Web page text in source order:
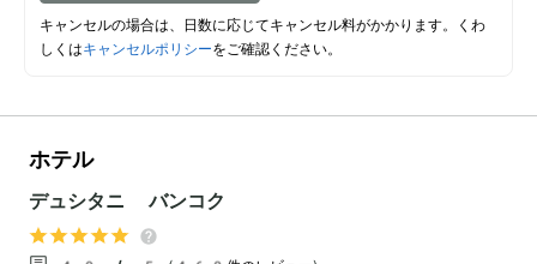
キャンセルの場合は、日数に応じてキャンセル料がかかります。くわ
しくはキャンセルポリシーをご確認ください。
ホテル
デュシタニ バンコク